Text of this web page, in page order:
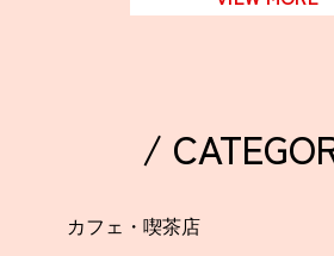
/
カフェ・喫茶店